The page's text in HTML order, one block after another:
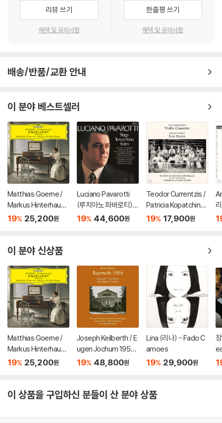
리뷰 쓰기
혜택 및 유의사항
한줄평 쓰기
혜택 및 유의사항
배송/반품/교환 안내
이 분야 베스트셀러
Matthias Goerne /
Markus Hinterhause
r 슈만: 황혼 (가곡집)
19% 25,200원
Luciano Pavarotti
(루치아노 파바로티) -
이탈리아 오페라 리마
19% 44,600원
Teodor Currentzis /
Patricia Kopatchinsk
aja 차이코프스키: 바이
19% 17,900원
a)
이 분야 신상품
Matthias Goerne /
Markus Hinterhause
r 슈만: 황혼 (가곡집)
19% 25,200원
Joseph Keilberth / E
ugen Jochum 1954
년 바이로이트 페스티
19% 48,800원
Lina (리나) - Fado C
amoes
19% 29,900원
이 상품을 구입하신 분들이 산 분야 상품